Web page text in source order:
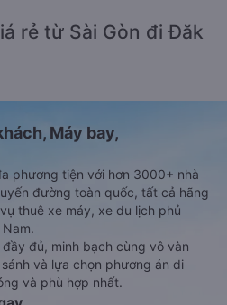
rẻ từ Sài Gòn đi Đăk
Máy bay,
phương tiện với hơn 3000+ nhà
đường toàn quốc, tất cả hãng
thuê xe máy, xe du lịch phủ
đủ, minh bạch cùng vô vàn
và lựa chọn phương án di
và phù hợp nhất.